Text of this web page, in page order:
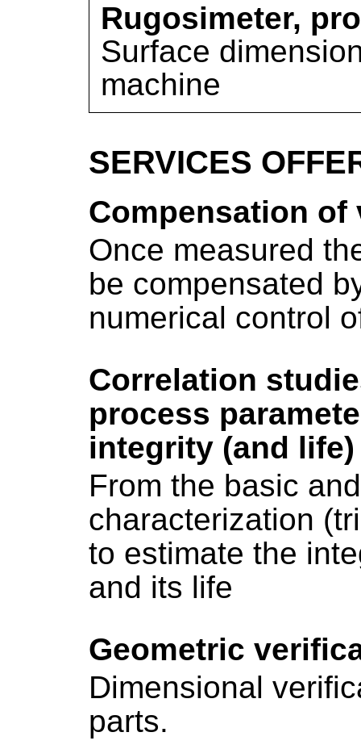
Rugosimeter,
Surface
machine
SERVICES
Compensation
Once measured
be compensated
numerical control
Correlation
process
integrity (and life)
From the basic
characterization
to estimate the
and its life
Geometric
Dimensional
parts.